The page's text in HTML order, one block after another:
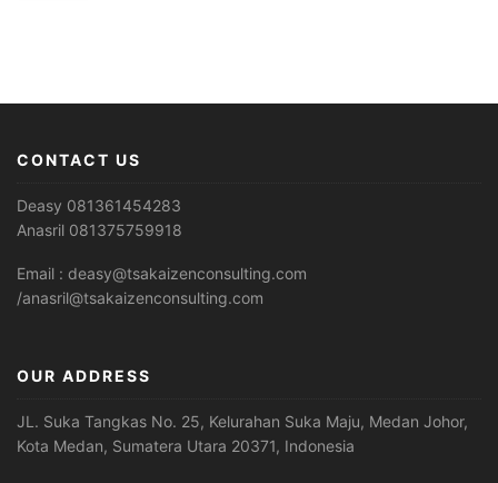
CONTACT US
Deasy 081361454283
Anasril 081375759918
Email : deasy@tsakaizenconsulting.com
/anasril@tsakaizenconsulting.com
OUR ADDRESS
JL. Suka Tangkas No. 25, Kelurahan Suka Maju, Medan Johor,
Kota Medan, Sumatera Utara 20371, Indonesia